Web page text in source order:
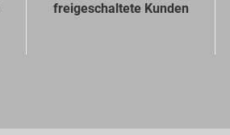
freigeschaltete Kunden